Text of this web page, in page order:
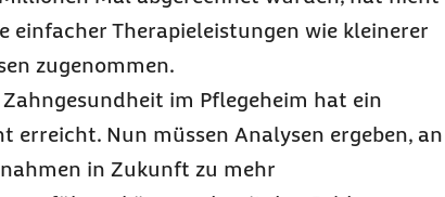
einfacher Therapieleistungen wie kleinerer
zugenommen.
Zahngesundheit im Pflegeheim hat ein
erreicht. Nun müssen Analysen ergeben, an
in Zukunft zu mehr